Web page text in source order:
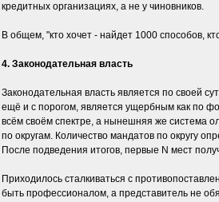
кредитных организациях, а не у чиновников.
В общем, "кто хочет - найдет 1000 способов,
4. Законодательная власть
Законодательная власть является по своей
ещё и с порогом, является ущербным как по
всём своём спектре, а нынешняя же система
по округам. Количество мандатов по округу
После подведения итогов, первые N мест
Приходилось сталкиваться с
быть профессионалом, а представитель не